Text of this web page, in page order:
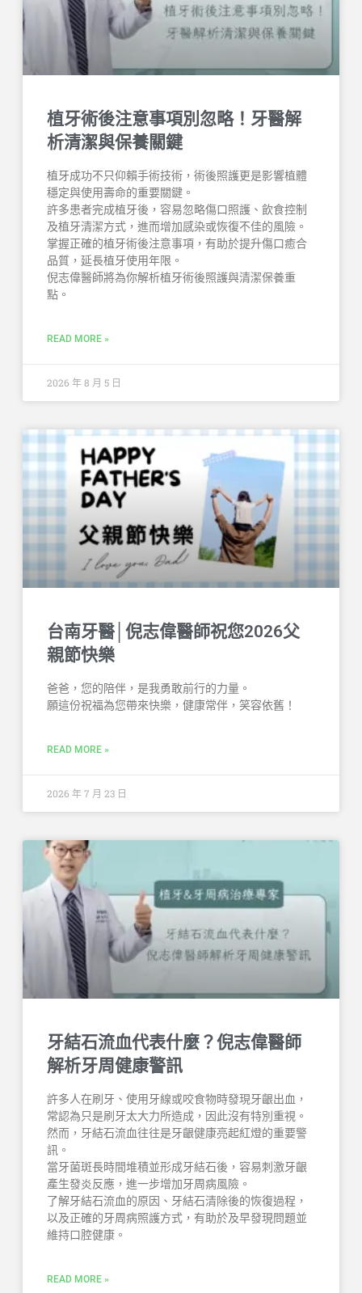
植牙術後注意事項別忽略！牙醫解
析清潔與保養關鍵
植牙成功不只仰賴手術技術，術後照護更是影響植體
穩定與使用壽命的重要關鍵。
許多患者完成植牙後，容易忽略傷口照護、飲食控制
及植牙清潔方式，進而增加感染或恢復不佳的風險。
掌握正確的植牙術後注意事項，有助於提升傷口癒合
品質，延長植牙使用年限。
倪志偉醫師將為你解析植牙術後照護與清潔保養重
點。
READ MORE »
2026 年 8 月 5 日
台南牙醫│倪志偉醫師祝您2026父
親節快樂
爸爸，您的陪伴，是我勇敢前行的力量。
願這份祝福為您帶來快樂，健康常伴，笑容依舊！
READ MORE »
2026 年 7 月 23 日
牙結石流血代表什麼？倪志偉醫師
解析牙周健康警訊
許多人在刷牙、使用牙線或咬食物時發現牙齦出血，
常認為只是刷牙太大力所造成，因此沒有特別重視。
然而，牙結石流血往往是牙齦健康亮起紅燈的重要警
訊。
當牙菌斑長時間堆積並形成牙結石後，容易刺激牙齦
產生發炎反應，進一步增加牙周病風險。
了解牙結石流血的原因、牙結石清除後的恢復過程，
以及正確的牙周病照護方式，有助於及早發現問題並
維持口腔健康。
READ MORE »